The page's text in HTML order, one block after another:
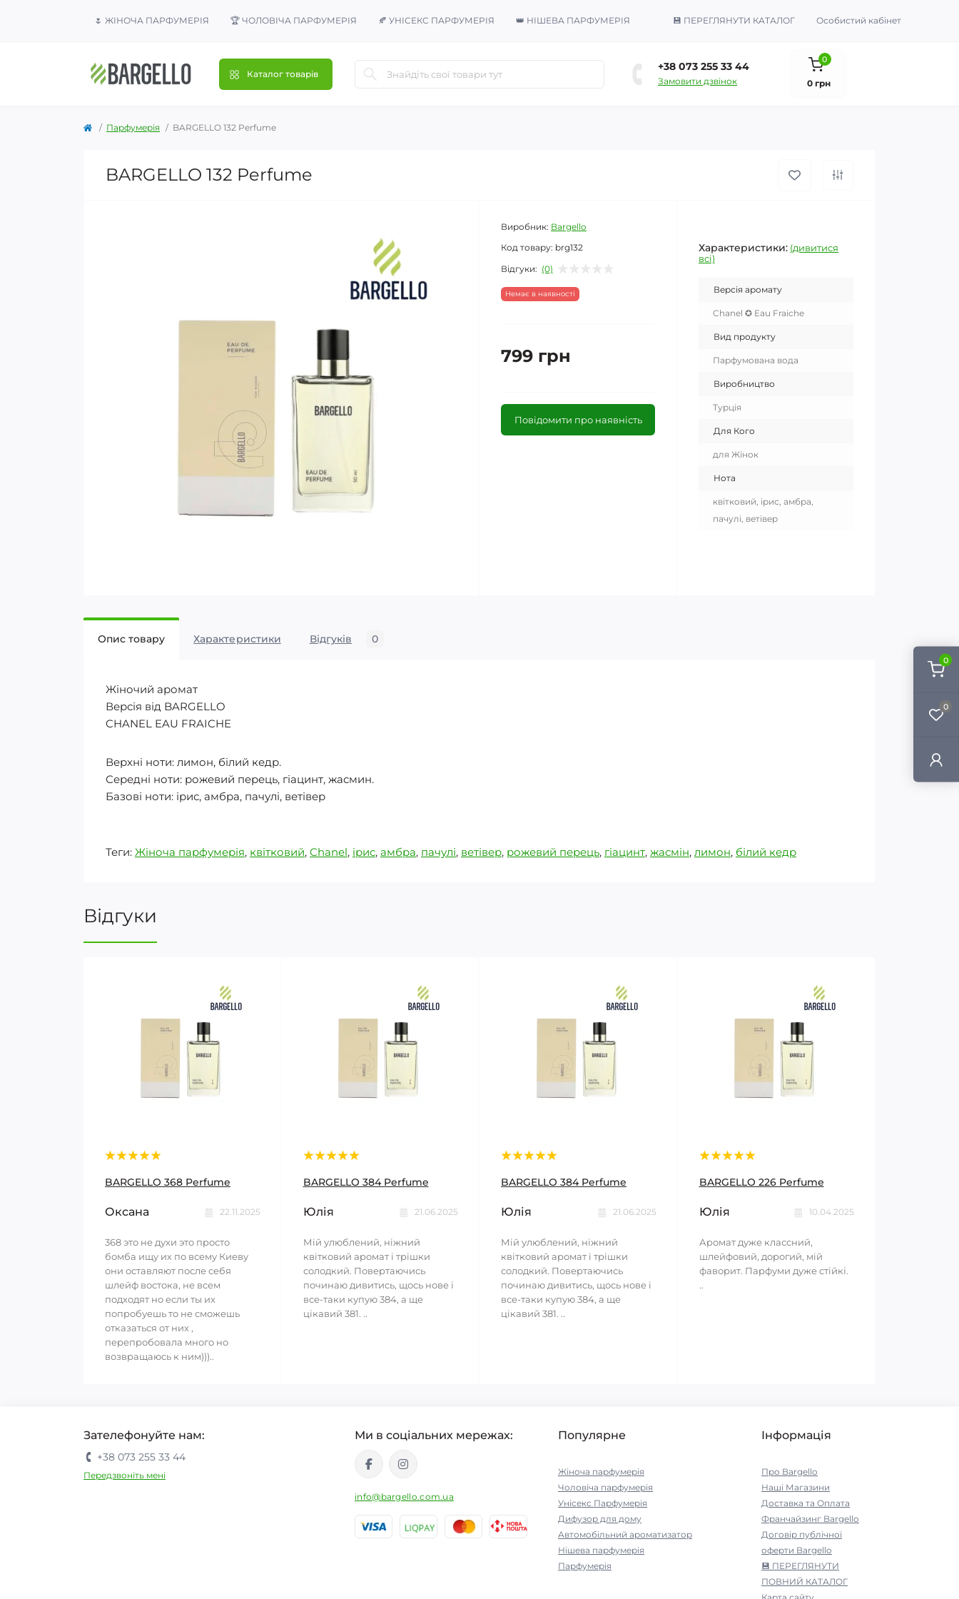
0
0
🌷 ЖІНОЧА ПАРФУМЕРІЯ 🏆 ЧОЛОВІЧА ПАРФУМЕРІЯ 🍂 УНІСЕКС ПАРФУМЕРІЯ 👑 НІШЕВА ПАРФУМЕРІЯ 💾 ПЕРЕГЛЯНУТИ КАТАЛОГ Особистий кабінет
Каталог товарів
+38 073 255 33 44
Замовити дзвінок
0
0 грн
Парфумерія BARGELLO 132 Perfume
BARGELLO 132 Perfume
Виробник: Bargello
Код товару: brg132
Відгуки: (0)
Немає в наявності
799 грн
Повідомити про наявність
Характеристики: (дивитися
всі)
Версія аромату
Chanel ✪ Eau Fraiche
Вид продукту
Парфумована вода
Виробництво
Турція
Для Кого
для Жінок
Нота
квітковий, ірис, амбра,
пачулі, ветівер
Опис товару Характеристики Відгуків 0
Жіночий аромат
Версія від BARGELLO
CHANEL EAU FRAICHE
Верхні ноти: лимон, білий кедр.
Середні ноти: рожевий перець, гіацинт, жасмин.
Базові ноти: ірис, амбра, пачулі, ветівер
Теги: Жіноча парфумерія, квітковий, Chanel, ірис, амбра, пачулі, ветівер, рожевий перець, гіацинт, жасмін, лимон, білий кедр
Відгуки
BARGELLO 368 Perfume
Оксана 22.11.2025
368 это не духи это просто
бомба ищу их по всему Киеву
они оставляют после себя
шлейф востока, не всем
подходят но если ты их
попробуешь то не сможешь
отказаться от них ,
перепробовала много но
возвращаюсь к ним)))..
BARGELLO 384 Perfume
Юлія 21.06.2025
Мій улюблений, ніжний
квітковий аромат і трішки
солодкий. Повертаючись
починаю дивитись, щось нове і
все-таки купую 384, а ще
цікавий 381. ..
BARGELLO 384 Perfume
Юлія 21.06.2025
Мій улюблений, ніжний
квітковий аромат і трішки
солодкий. Повертаючись
починаю дивитись, щось нове і
все-таки купую 384, а ще
цікавий 381. ..
BARGELLO 226 Perfume
Юлія 10.04.2025
Аромат дуже классний,
шлейфовий, дорогий, мій
фаворит. Парфуми дуже стійкі.
..
Зателефонуйте нам:
+38 073 255 33 44
Передзвоніть мені
Ми в соціальних мережах:
info@bargello.com.ua
Популярне
Жіноча парфумерія
Чоловіча парфумерія
Унісекс Парфумерія
Дифузор для дому
Автомобільний ароматизатор
Нішева парфумерія
Парфумерія
Інформація
Про Bargello
Наші Магазини
Доставка та Оплата
Франчайзинг Bargello
Договір публічної
оферти Bargello
💾 ПЕРЕГЛЯНУТИ
ПОВНИЙ КАТАЛОГ